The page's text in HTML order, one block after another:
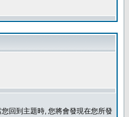
回到主題時, 您將會發現在您所發